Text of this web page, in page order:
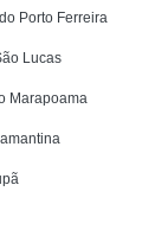
Porto Ferreira
Lucas
Marapoama